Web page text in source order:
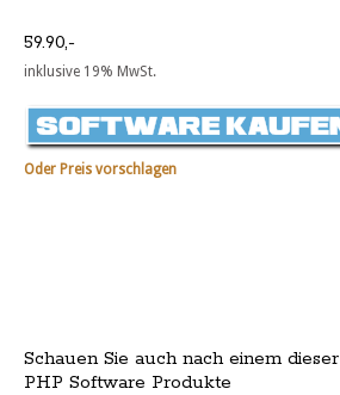
59.90,-
inklusive 19% MwSt.
Oder Preis vorschlagen
Schauen Sie auch nach einem dieser
PHP Software Produkte